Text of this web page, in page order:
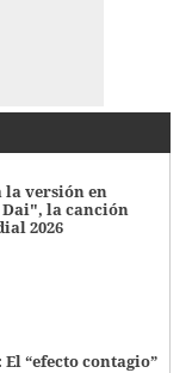
versión en
Dai", la canción
2026
“efecto contagio”